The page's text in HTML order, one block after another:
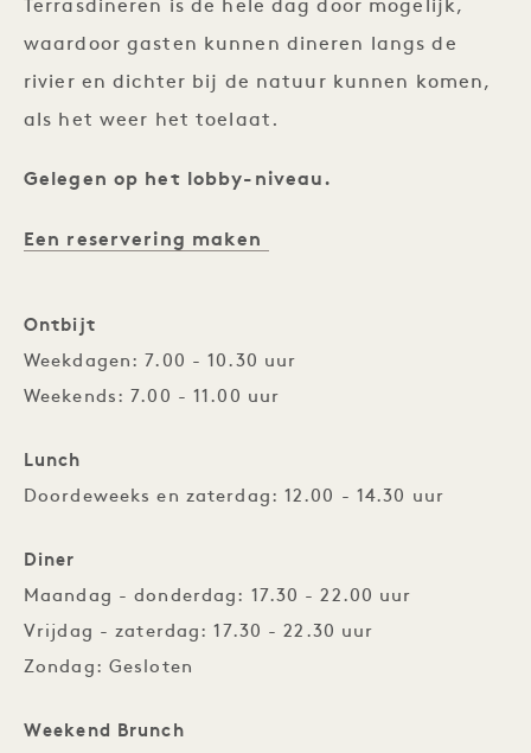
Terrasdineren is de hele dag door mogelijk,
waardoor gasten kunnen dineren langs de
rivier en dichter bij de natuur kunnen komen,
als het weer het toelaat.
Gelegen op het lobby-niveau.
Een reservering maken
Ontbijt
Weekdagen: 7.00 - 10.30 uur
Weekends: 7.00 - 11.00 uur
Lunch
Doordeweeks en zaterdag: 12.00 - 14.30 uur
Diner
Maandag - donderdag: 17.30 - 22.00 uur
Vrijdag - zaterdag: 17.30 - 22.30 uur
Zondag: Gesloten
Weekend Brunch